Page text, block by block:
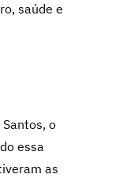
saúde e
o
essa
as